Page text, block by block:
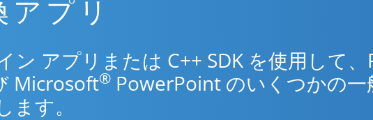
プリ
ン アプリまたは C++ SDK を使用して、
Microsoft® PowerPoint のいくつかの一
す。